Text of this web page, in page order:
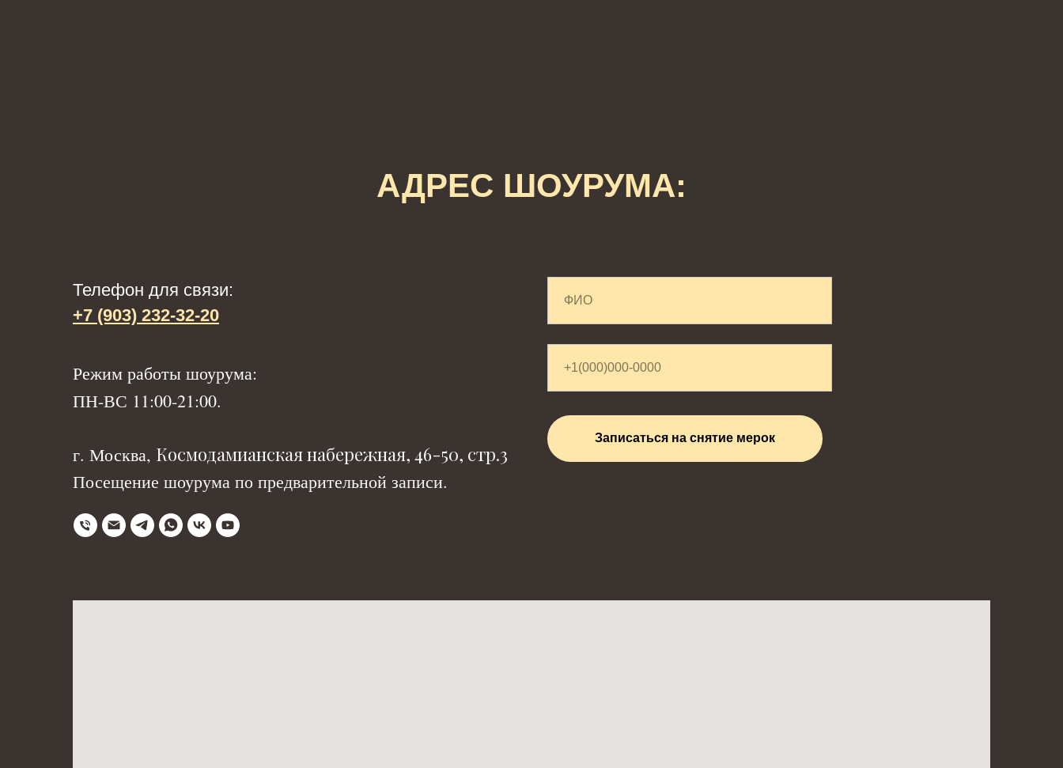
АДРЕС ШОУРУМА:
Телефон для связи:
+7 (903) 232-32-20
Режим работы шоурума:
ПН-ВС 11:00-21:00.
г. Москва, Космодамианская набережная, 46-50, стр.3
Посещение шоурума по предварительной записи.
Записаться на снятие мерок